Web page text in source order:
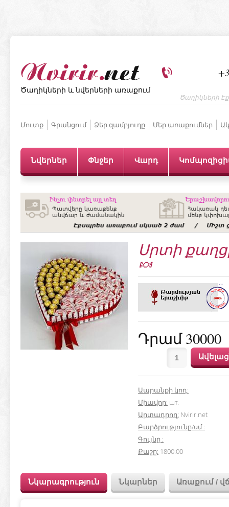
Ծաղիկների և նվերների առաքում
Ծաղիկների
Մուտք Գրանցում Ձեր զամբյուղը Մեր առաքումներ
Նվերներ Փնջեր Վարդ
Սրտի
🍬
Դրամ 30000
Ապրանքի կոդ:
Միավոր: шт.
Արտադրող: Nvirir.net
Բարձրությունը/սմ:
Գույնը :
Քաշը: 1800.00
Նկարագրություն Նկարներ Առաքում /